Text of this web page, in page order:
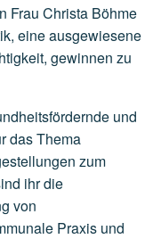
Frau Christa Böhme
eine ausgewiesene
gewinnen zu
und
das Thema
zum
ihr die
von
Praxis und